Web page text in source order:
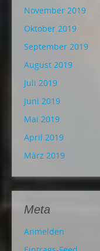
November 2019
Oktober 2019
September 2019
August 2019
Juli 2019
Juni 2019
Mai 2019
April 2019
März 2019
Meta
Anmelden